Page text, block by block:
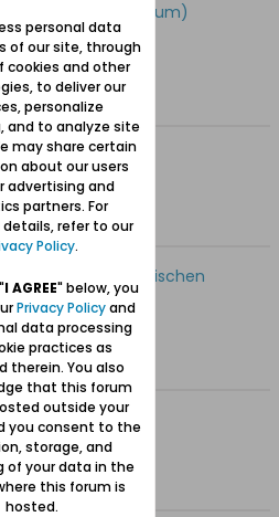
Außen (Eichelbaum)
19:54
08:25
auf einer historischen
22:07
im Frühling
Likes
16:16
personal data
of our site, through
cookies and other
to deliver our
personalize
and to analyze site
may share certain
about our users
advertising and
partners. For
refer to our
Policy.
I AGREE" below, you
Privacy Policyand
data processing
practices as
therein. You also
that this forum
outside your
you consent to the
storage, and
of your data in the
this forum is
hosted.